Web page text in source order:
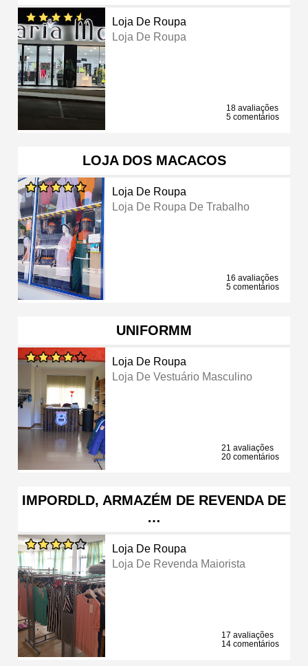
Loja De Roupa
Loja De Roupa
18 avaliações
5 comentários
LOJA DOS MACACOS
Loja De Roupa
Loja De Roupa De Trabalho
16 avaliações
5 comentários
UNIFORMM
Loja De Roupa
Loja De Vestuário Masculino
21 avaliações
20 comentários
IMPORDLD, ARMAZÉM DE REVENDA DE
…
Loja De Roupa
Loja De Revenda Maiorista
17 avaliações
14 comentários